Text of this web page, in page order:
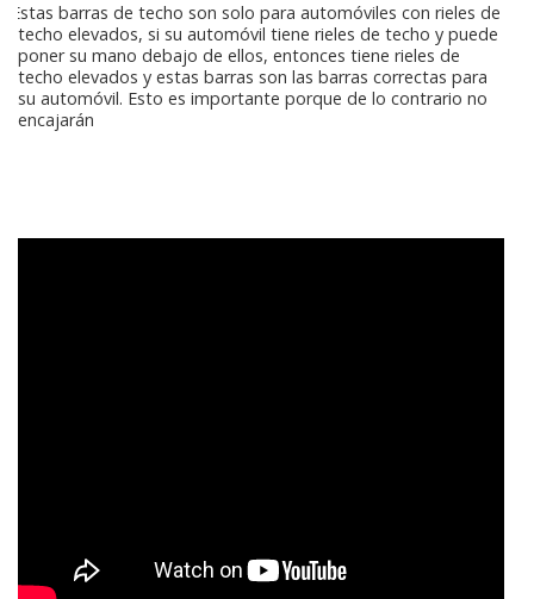
Estas barras de techo son solo para automóviles con rieles de
techo elevados, si su automóvil tiene rieles de techo y puede
poner su mano debajo de ellos, entonces tiene rieles de
techo elevados y estas barras son las barras correctas para
su automóvil. Esto es importante porque de lo contrario no
encajarán